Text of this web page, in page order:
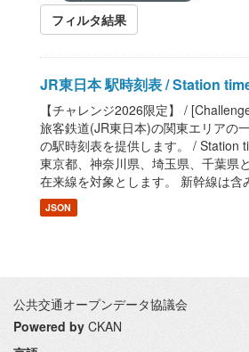
フィルタ結果
JR東日本 駅時刻表 / Station
【チャレンジ2026限定】 /
旅客鉄道(JR東日本)の関東エリアの
の駅時刻表を提供します。 / Station
東京都、神奈川県、埼玉県、千葉県
在来線を対象とします。 新幹線は含
JSON
公共交通オープンデータ協議会
Powered by CKAN